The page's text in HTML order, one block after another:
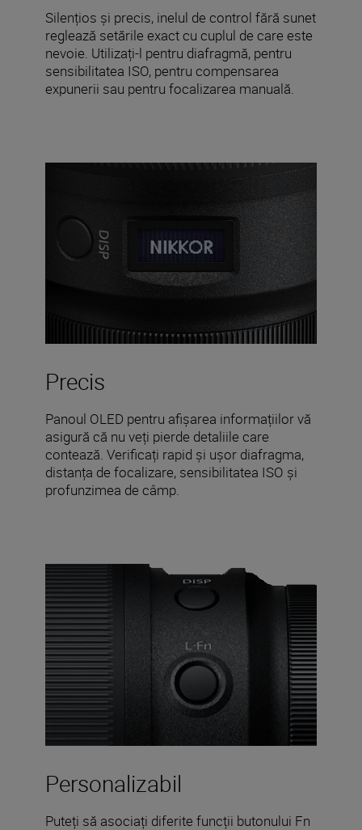
Silențios și precis, inelul de control fără sunet
reglează setările exact cu cuplul de care este
nevoie. Utilizați-l pentru diafragmă, pentru
sensibilitatea ISO, pentru compensarea
expunerii sau pentru focalizarea manuală.
Precis
Panoul OLED pentru afișarea informațiilor vă
asigură că nu veți pierde detaliile care
contează. Verificați rapid și ușor diafragma,
distanța de focalizare, sensibilitatea ISO și
profunzimea de câmp.
Personalizabil
Puteți să asociați diferite funcții butonului Fn